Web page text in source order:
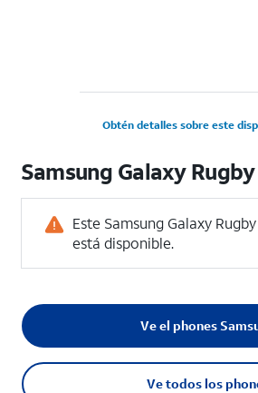
Obtén detalles sobre este
Samsung Galaxy
Este Samsung Galaxy
está disponible.
Ve todos los
Ve el phones